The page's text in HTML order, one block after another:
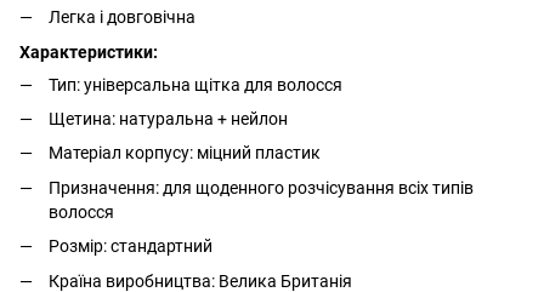
Легка і довговічна
Характеристики:
Тип: універсальна щітка для волосся
Щетина: натуральна + нейлон
Матеріал корпусу: міцний пластик
Призначення: для щоденного розчісування всіх типів
волосся
Розмір: стандартний
Країна виробництва: Велика Британія